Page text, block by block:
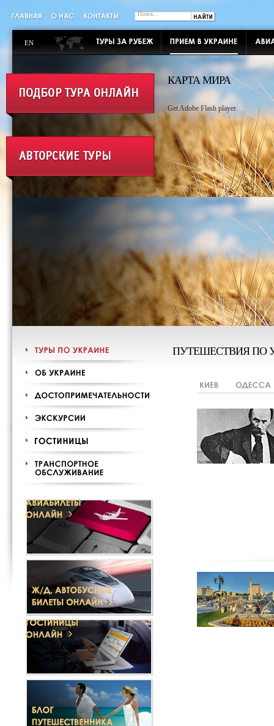
EN
КАРТА МИРА
Get Adobe Flash player
ПУТЕШЕСТВИЯ ПО